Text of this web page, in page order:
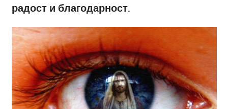
радост и благодарност.